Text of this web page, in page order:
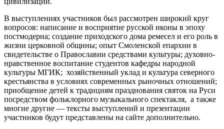
В выступлениях участников был рассмотрен широкий круг
вопросов: написание и восприятие русской иконы в эпоху
постмодерна; создание приходского дома ремесел и его роль в
жизни церковной общины; опыт Смоленской епархии в
свидетельстве о Православии средствами культуры; духовно-
нравственное воспитание студентов кафедры народной
культуры МГИК; хозяйственный уклад и культура северного
крестьянства в условиях современных рыночных отношений;
приобщение детей к традициям празднования святок на Руси
посредством фольклорного музыкального спектакля, а также
многие другие — тексты выступлений и презентации
участников будут представлены на сайте дополнительно.